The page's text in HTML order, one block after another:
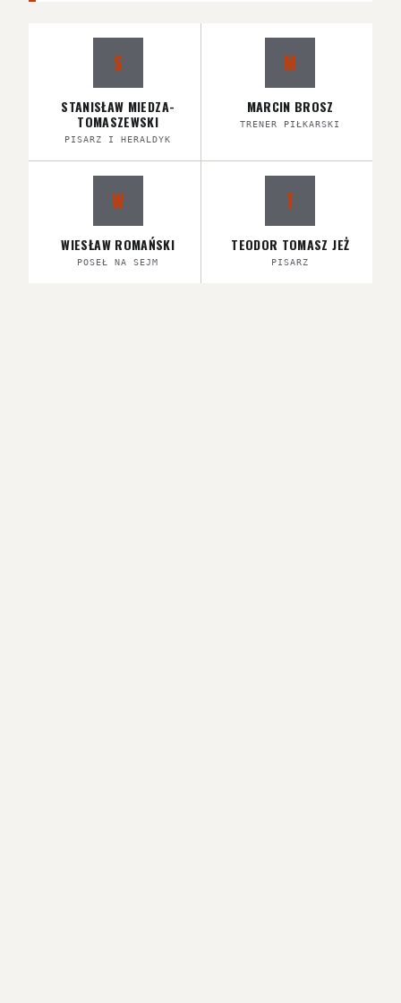
S
STANISŁAW MIEDZA-
TOMASZEWSKI
PISARZ I HERALDYK
M
MARCIN BROSZ
TRENER PIŁKARSKI
W
WIESŁAW ROMAŃSKI
POSEŁ NA SEJM
T
TEODOR TOMASZ JEŻ
PISARZ